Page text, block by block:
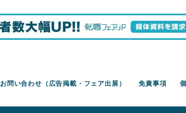
お問い合わせ（広告掲載・フェア出展） 免責事項